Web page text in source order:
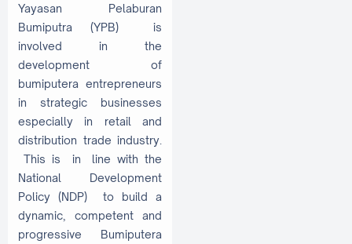
Yayasan Pelaburan
Bumiputra (YPB) is
involved in the
development of
bumiputera entrepreneurs
in strategic businesses
especially in retail and
distribution trade industry.
This is in line with the
National Development
Policy (NDP) to build a
dynamic, competent and
progressive Bumiputera